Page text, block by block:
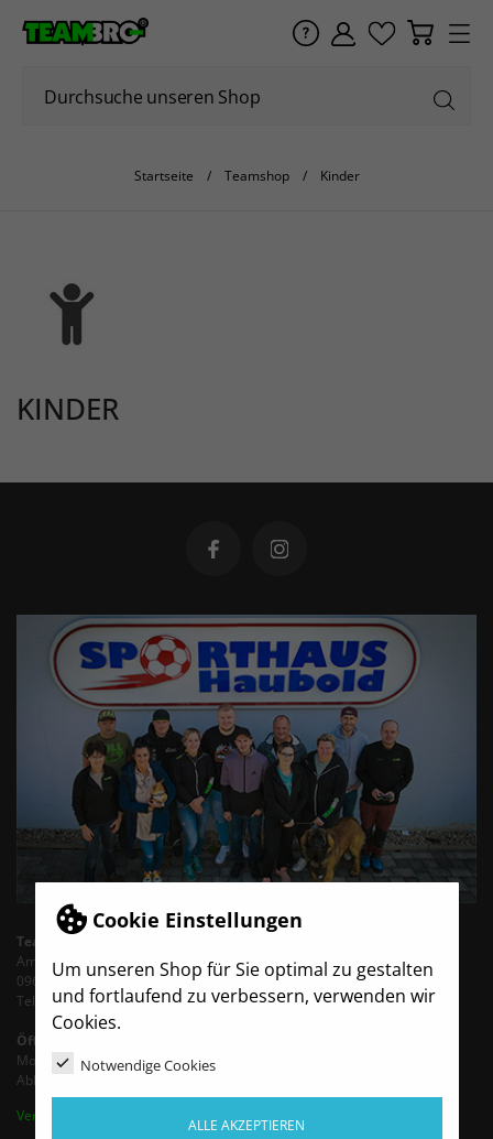
Cookie Einstellungen
Um unseren Shop für Sie optimal zu gestalten
und fortlaufend zu verbessern, verwenden wir
Cookies.
Notwendige Cookies
ALLE AKZEPTIEREN
Startseite Teamshop Kinder
KINDER
TeamBro - Sporthaus Haubold
Am Wasserturm 6
09603 Siebenlehn
Tel.: +49 35242 - 66683 (Mo-Fr 9-13 Uhr)
Öffnungszeiten
Montag - Freitag von 9:00 - 16:00 Uhr
Abholung / Termine nach Vereinbarung bis 18 Uhr
Vertrag widerrufen